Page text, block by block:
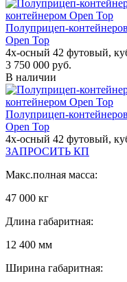
Полуприцеп-
Open Top
4х-осный 42 футовый,
3 750 000 руб.
В наличии
Полуприцеп-
Open Top
4х-осный 42 футовый,
ЗАПРОСИТЬ КП
Макс.полная масса:
47 000 кг
Длина габаритная:
12 400 мм
Ширина габаритная: